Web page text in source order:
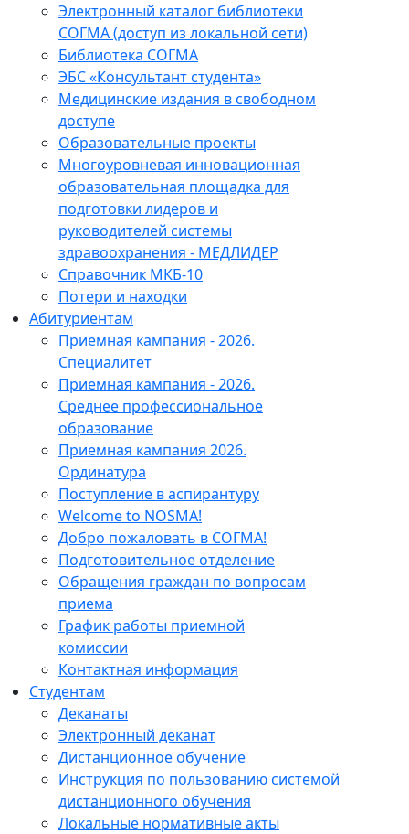
Электронный каталог библиотеки
СОГМА (доступ из локальной сети)
Библиотека СОГМА
ЭБС «Консультант студента»
Медицинские издания в свободном
доступе
Образовательные проекты
Многоуровневая инновационная
образовательная площадка для
подготовки лидеров и
руководителей системы
здравоохранения - МЕДЛИДЕР
Справочник МКБ-10
Потери и находки
Абитуриентам
Приемная кампания - 2026.
Специалитет
Приемная кампания - 2026.
Среднее профессиональное
образование
Приемная кампания 2026.
Ординатура
Поступление в аспирантуру
Welcome to NOSMA!
Добро пожаловать в СОГМА!
Подготовительное отделение
Обращения граждан по вопросам
приема
График работы приемной
комиссии
Контактная информация
Студентам
Деканаты
Электронный деканат
Дистанционное обучение
Инструкция по пользованию системой
дистанционного обучения
Локальные нормативные акты